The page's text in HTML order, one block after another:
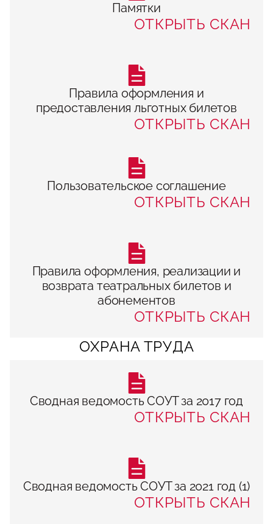
Памятки
ОТКРЫТЬ СКАН
Правила оформления и
предоставления льготных билетов
ОТКРЫТЬ СКАН
Пользовательское соглашение
ОТКРЫТЬ СКАН
Правила оформления, реализации и
возврата театральных билетов и
абонементов
ОТКРЫТЬ СКАН
ОХРАНА ТРУДА
Сводная ведомость СОУТ за 2017 год
ОТКРЫТЬ СКАН
Сводная ведомость СОУТ за 2021 год (1)
ОТКРЫТЬ СКАН